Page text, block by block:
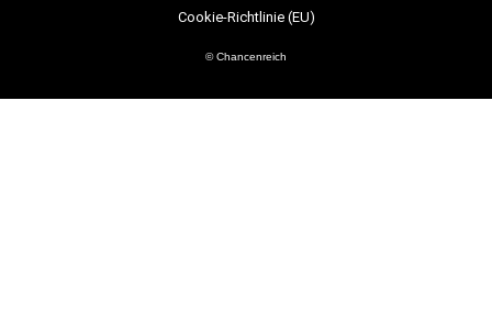
Cookie-Richtlinie (EU)
© Chancenreich